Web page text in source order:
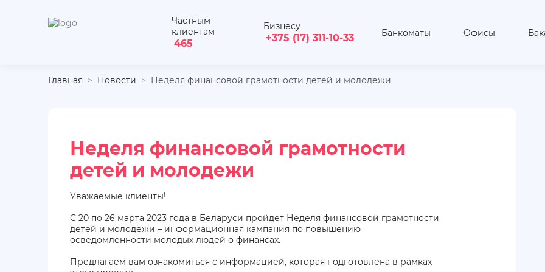
Частным
клиентам
465
Бизнесу
+375 (17) 311-10-33 Банкоматы Офисы
Главная Новости Неделя финансовой грамотности детей и молодежи
Неделя финансовой грамотности
детей и молодежи
Уважаемые клиенты!
С 20 по 26 марта 2023 года в Беларуси пройдет Неделя финансовой грамотности
детей и молодежи – информационная кампания по повышению
осведомленности молодых людей о финансах.
Предлагаем вам ознакомиться с информацией, которая подготовлена в рамках